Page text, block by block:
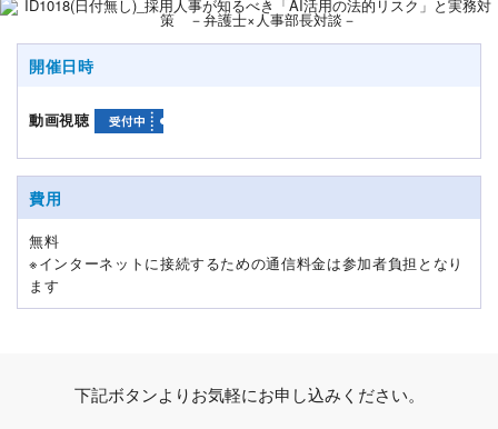
開催日時
動画視聴
費用
無料
※インターネットに接続するための通信料金は参加者負担となり
ます
下記ボタンよりお気軽にお申し込みください。